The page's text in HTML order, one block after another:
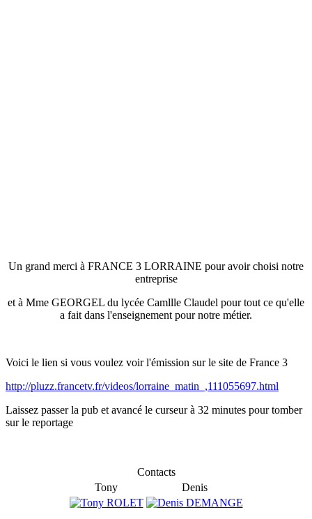
Un grand merci à FRANCE 3 LORRAINE pour avoir choisi notre
entreprise
et à Mme GEORGEL du lycée Camllle Claudel pour tout ce qu'elle
a fait dans l'enseignement pour notre métier.
Voici le lien si vous voulez voir l'émission sur le site de France 3
http://pluzz.francetv.fr/videos/lorraine_matin_,111055697.html
Laissez passer la pub et avancé le curseur à 32 minutes pour tomber
sur le reportage
Contacts
Tony
Denis